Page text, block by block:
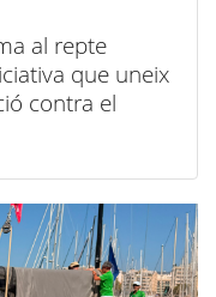
al repte
que uneix
contra el